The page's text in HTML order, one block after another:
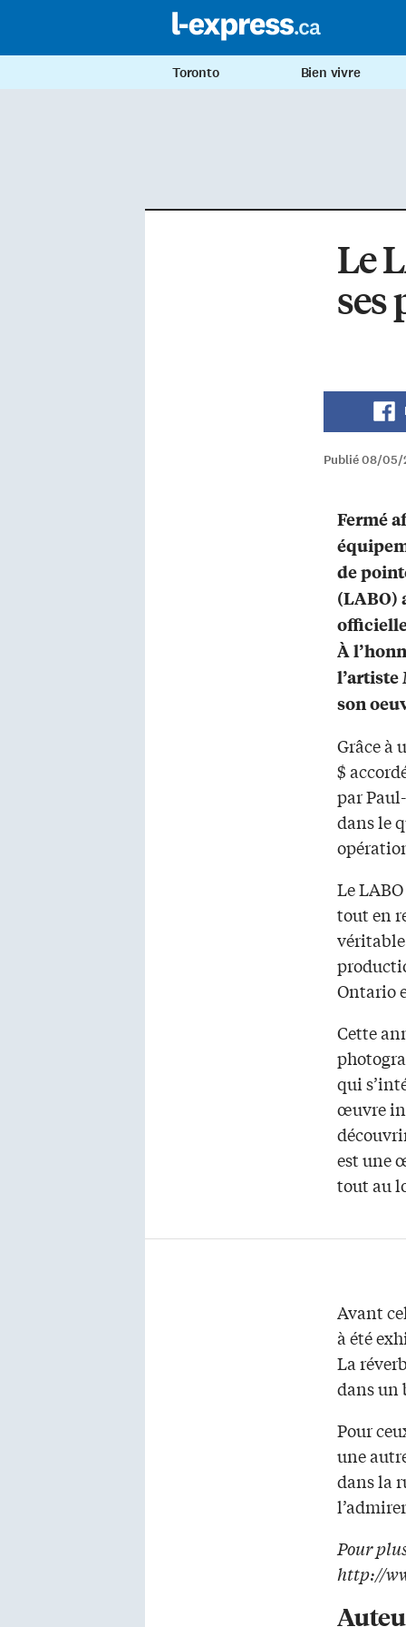
Toronto Bien vivre
Le
ses
Publié 08/05/
Fermé
de
(LABO)
À
l’artiste
son
Grâce à
$
par
dans le
Le
tout en
véritable
Ontario
Cette
qui
œuvre
est une
tout au
Avant
à été
La
dans un
Pour
une
dans la
Pour
http://